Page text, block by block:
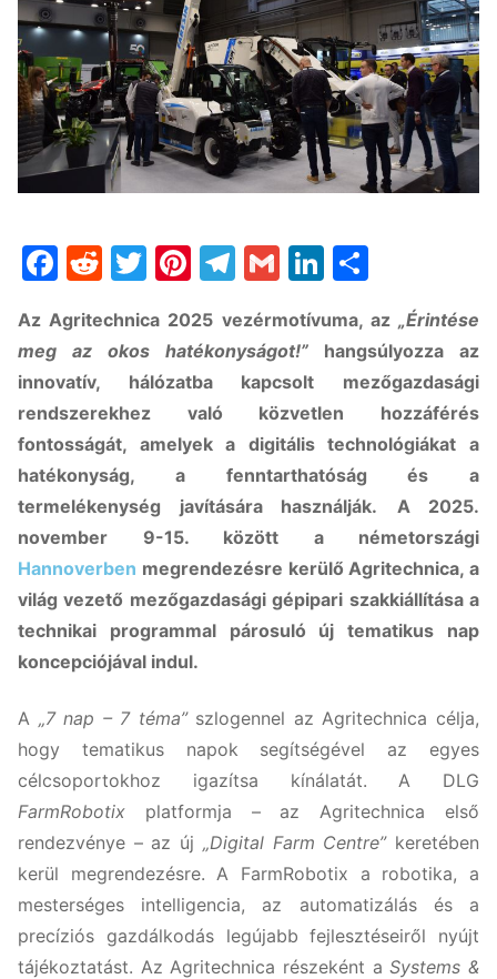
Facebook
Reddit
Twitter
Pinterest
Telegram
GmailLinkedIn
meg
Az Agritechnica 2025 vezérmotívuma, az „Érintése
meg az okos hatékonyságot!” hangsúlyozza az
innovatív, hálózatba kapcsolt mezőgazdasági
rendszerekhez való közvetlen hozzáférés
fontosságát, amelyek a digitális technológiákat a
hatékonyság, a fenntarthatóság és a
termelékenység javítására használják.
A 2025.
november 9-15. között a németországi
Hannoverben megrendezésre kerülő Agritechnica, a
világ vezető mezőgazdasági gépipari szakkiállítása a
technikai programmal párosuló új tematikus nap
koncepciójával indul.
A „7 nap – 7 téma”szlogennel az Agritechnica célja,
hogy tematikus napok segítségével az egyes
célcsoportokhoz igazítsa kínálatát. A DLG
FarmRobotix platformja – az Agritechnica első
rendezvénye – az új „Digital Farm Centre”keretében
kerül megrendezésre. A FarmRobotix a robotika, a
mesterséges intelligencia, az automatizálás és a
precíziós gazdálkodás legújabb fejlesztéseiről nyújt
tájékoztatást. Az Agritechnica részeként aSystems &